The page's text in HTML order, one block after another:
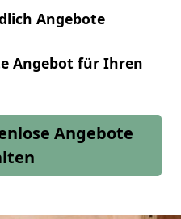
Angebote
Angebot für Ihren
Angebote